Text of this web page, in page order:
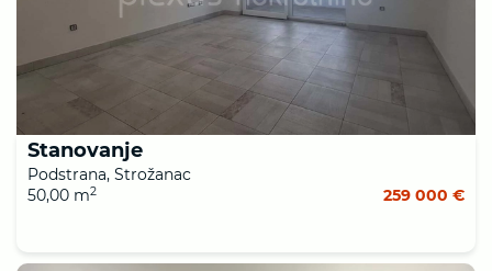
Stanovanje
Podstrana, Strožanac
50,00 m2 259 000 €